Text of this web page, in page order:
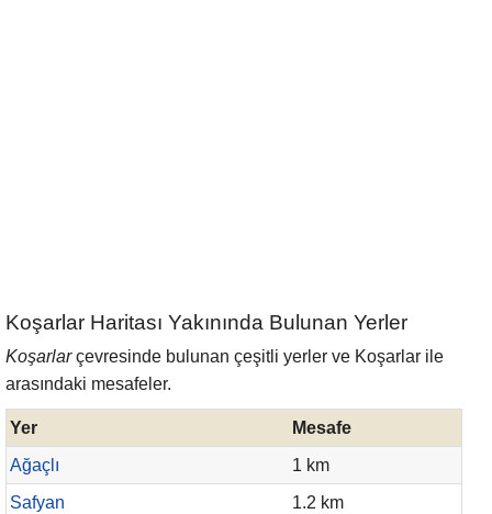
Koşarlar Haritası Yakınında Bulunan Yerler
Koşarlarçevresinde bulunan çeşitli yerler ve Koşarlar ile
arasındaki mesafeler.
Yer
Mesafe
Ağaçlı
1 km
Safyan
1.2 km